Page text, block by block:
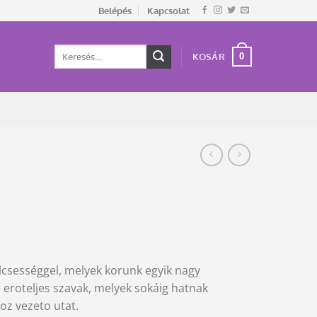
Belépés Kapcsolat
Keresés
KOSÁR 0
melyek korunk egyik nagy
szavak, melyek sokáig hatnak
vezeto utat.